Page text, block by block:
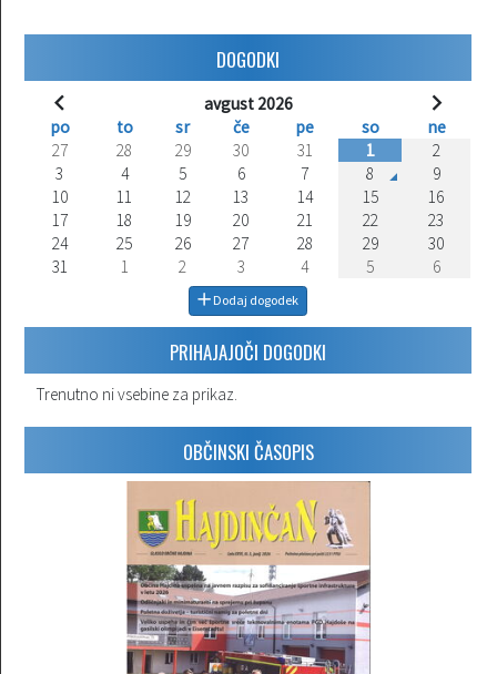
DOGODKI
avgust 2026
po
to sr če pe so
ne
27
28 29 30 31 1
2
3
4 5 6 7 8
9
10
11 12 13 14 15
16
17
18 19 20 21 22
23
24
25 26 27 28 29
30
31
1 2 3 4 5 6
Dodaj dogodek
PRIHAJAJOČI DOGODKI
Trenutno ni vsebine za prikaz.
OBČINSKI ČASOPIS